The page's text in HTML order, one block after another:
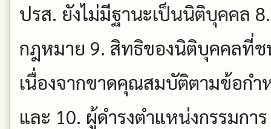
ปรส. ยังไม่มีฐานะเป็นนิติบุคคล
กฎหมาย 9. สิทธิของนิติบุคคลที่
เนื่องจากขาดคุณสมบัติตามข้อก
และ 10. ผู้ดำรงตำแหน่งกรรมก